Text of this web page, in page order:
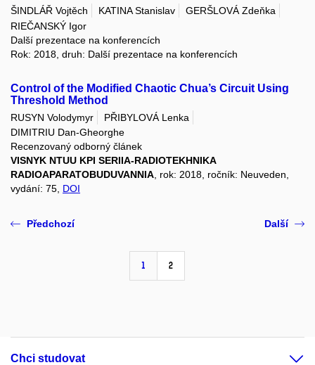
ŠINDLÁŘ Vojtěch KATINA Stanislav
GERŠLOVÁ Zdeňka
RIEČANSKÝ Igor
Další prezentace na konferencích
Rok: 2018, druh: Další prezentace na konferencích
Control of the Modified Chaotic Chua’s Circuit Using
Threshold Method
RUSYN Volodymyr
PŘIBYLOVÁ Lenka
DIMITRIU Dan-Gheorghe
Recenzovaný odborný článek
VISNYK NTUU KPI SERIIA-RADIOTEKHNIKA
RADIOAPARATOBUDUVANNIA , rok: 2018, ročník: Neuveden,
vydání: 75, DOI
Předchozí
1 2
Další
Chci studovat